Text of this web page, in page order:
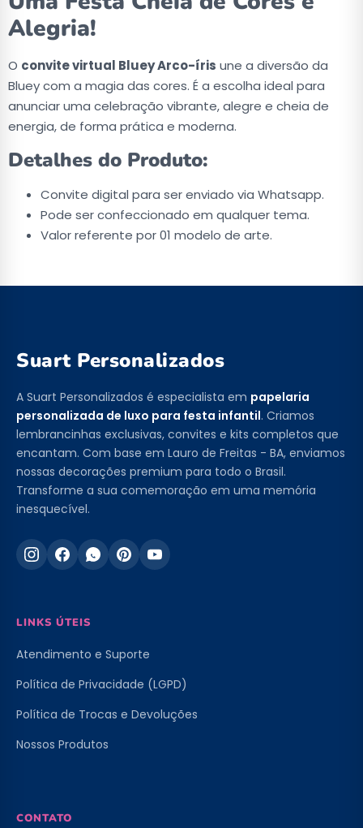
Alegria!
O convite virtual Bluey Arco-íris une a diversão da
Bluey com a magia das cores. É a escolha ideal para
anunciar uma celebração vibrante, alegre e cheia de
energia, de forma prática e moderna.
Detalhes do Produto:
Convite digital para ser enviado via Whatsapp.
Pode ser confeccionado em qualquer tema.
Valor referente por 01 modelo de arte.
Suart Personalizados
A Suart Personalizados é especialista em papelaria
personalizada de luxo para festa infantil. Criamos
lembrancinhas exclusivas, convites e kits completos que
encantam. Com base em Lauro de Freitas - BA, enviamos
nossas decorações premium para todo o Brasil.
Transforme a sua comemoração em uma memória
inesquecível.
LINKS ÚTEIS
Atendimento e Suporte
Política de Privacidade (LGPD)
Política de Trocas e Devoluções
Nossos Produtos
CONTATO